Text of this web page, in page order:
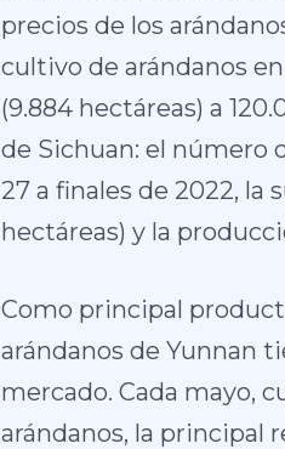
precios de los
cultivo de arándanos
(9.884 hectáreas) a
de Sichuan: el número
27 a finales de 2022, la
hectáreas) y la
Como principal
arándanos de Yunnan
mercado. Cada mayo,
arándanos, la principal